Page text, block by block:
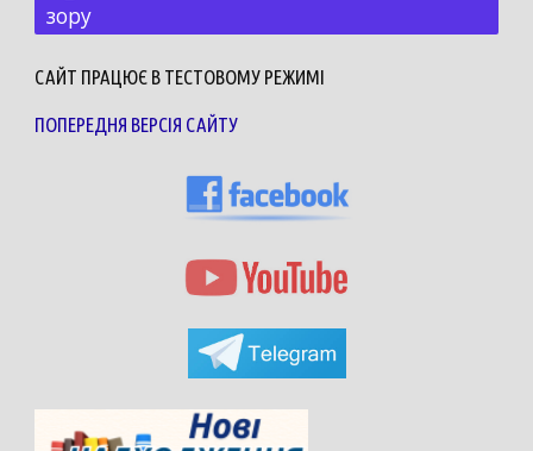
зору
САЙТ ПРАЦЮЄ В ТЕСТОВОМУ РЕЖИМІ
ПОПЕРЕДНЯ ВЕРСІЯ САЙТУ